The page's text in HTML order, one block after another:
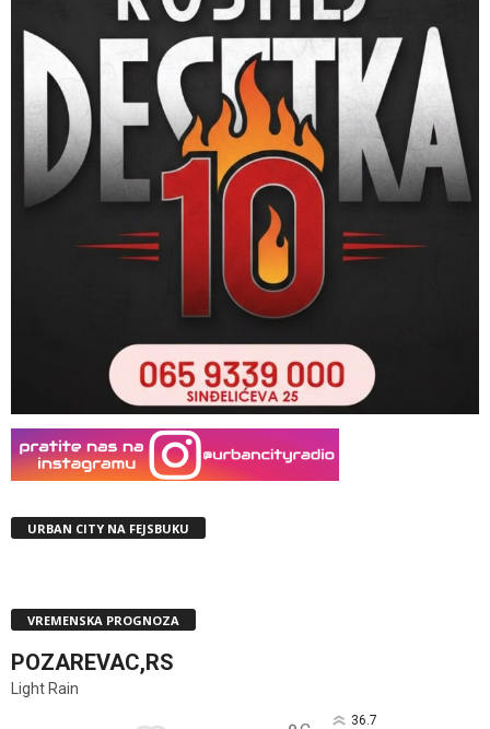
URBAN CITY NA FEJSBUKU
VREMENSKA PROGNOZA
POZAREVAC,RS
Light Rain
36.7